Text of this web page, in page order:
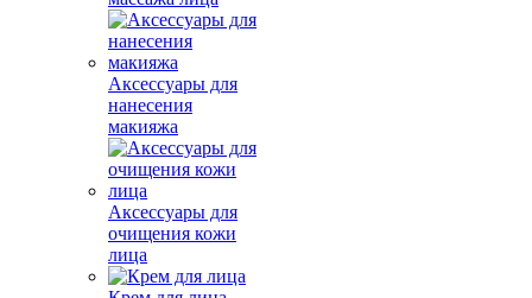
Аксессуары для
нанесения
макияжа
Аксессуары для
очищения кожи
лица